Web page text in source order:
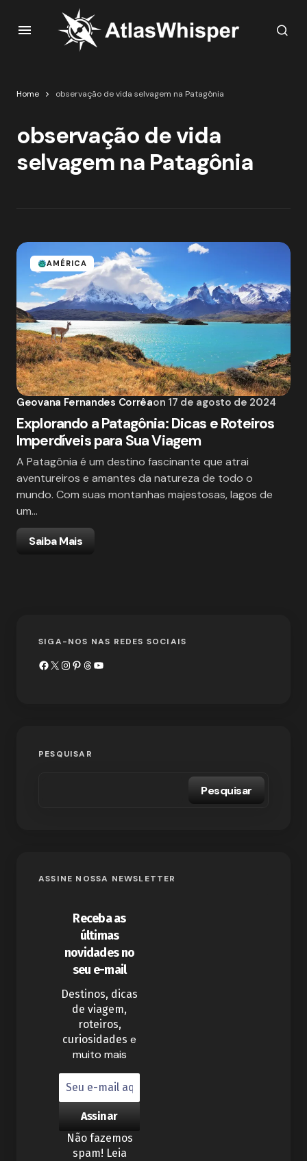
Home observação de vida selvagem na Patagônia
observação de vida
selvagem na Patagônia
AMÉRICA
Geovana Fernandes Corrêaon 17 de agosto de 2024
Explorando a Patagônia: Dicas e Roteiros
Imperdíveis para Sua Viagem
A Patagônia é um destino fascinante que atrai
aventureiros e amantes da natureza de todo o
mundo. Com suas montanhas majestosas, lagos de
um…
Saiba Mais
SIGA-NOS NAS REDES SOCIAIS
PESQUISAR
Pesquisar
ASSINE NOSSA NEWSLETTER
Receba as
últimas
novidades no
seu e-mail
Destinos, dicas
de viagem,
roteiros,
curiosidades e
muito mais
Não fazemos
spam! Leia